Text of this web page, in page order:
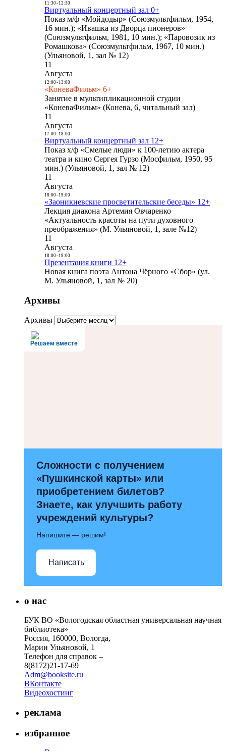
11:30- 12:30
Виртуальный концертный зал 0+
Показ м/ф «Мойдодыр» (Союзмультфильм, 1954,
16 мин.); «Ивашка из Дворца пионеров»
(Союзмультфильм, 1981, 10 мин.); «Паровозик из
Ромашкова» (Союзмультфильм, 1967, 10 мин.)
(Ульяновой, 1, зал № 12)
11
Августа
12:00- 13:00
«КоневаФильм» 6+
Занятие в мультипликационной студии
«КоневаФильм» (Конева, 6, читальный зал)
11
Августа
17:00- 18:00
Виртуальный концертный зал 12+
Показ х/ф «Смелые люди» к 100-летию актера
театра и кино Сергея Гурзо (Мосфильм, 1950, 95
мин.) (Ульяновой, 1, зал № 12)
11
Августа
18:00- 19:00
«Заоникиевские просветительские беседы» 12+
Лекция диакона Артемия Овчаренко
«Актуальность красоты на пути духовного
преображения» (М. Ульяновой, 1, зале №12)
11
Августа
18:00- 19:00
Презентация книги 12+
Новая книга поэта Антона Чёрного «Сбор» (ул.
М. Ульяновой, 1, зал № 20)
Архивы
Архивы
Решаем вместе
Сложности с получением
«Пушкинской карты» или
приобретением билетов?
Знаете, как улучшить работу
учреждений культуры?
Напишите — решим!
Написать
о нас
БУК ВО «Вологодская областная универсальная научная
библиотека»
Россия, 160000, Вологда,
Марии Ульяновой, 1
Телефон для справок –
8(8172)21-17-69
Adm@booksite.ru
ВКонтакте
Видеохостинг
реклама
избранное